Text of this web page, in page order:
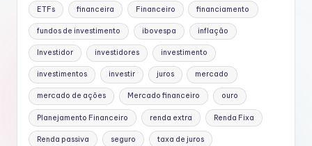
ETFs financeira Financeiro financiamento
fundos de investimento ibovespa inflação
Investidor investidores investimento
investimentos investir juros mercado
mercado de ações Mercado financeiro ouro
Planejamento Financeiro renda extra Renda Fixa
Renda passiva seguro taxa de juros